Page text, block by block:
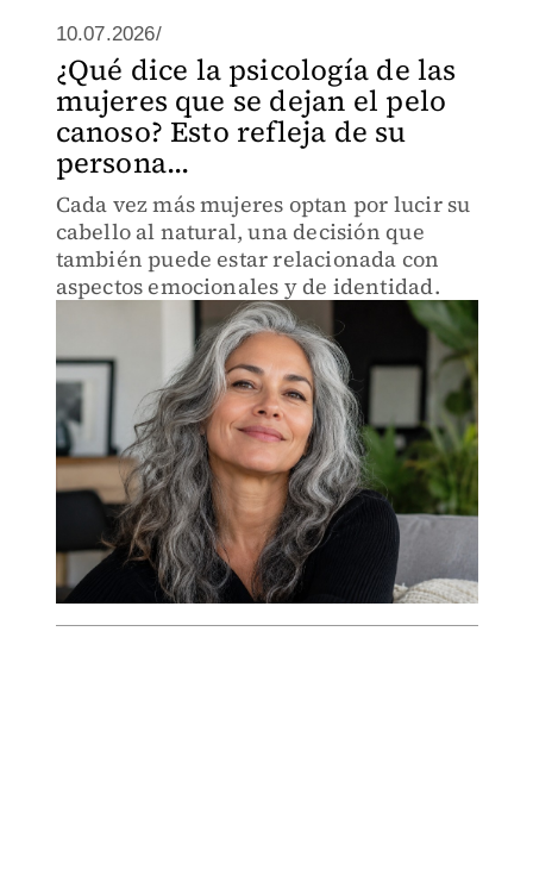
10.07.2026/
¿Qué dice la psicología de las
mujeres que se dejan el pelo
canoso? Esto refleja de su
persona...
Cada vez más mujeres optan por lucir su
cabello al natural, una decisión que
también puede estar relacionada con
aspectos emocionales y de identidad.